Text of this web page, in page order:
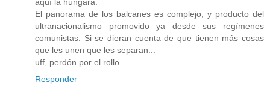
El panorama de los balcanes es complejo, y producto del
ultranacionalismo promovido ya desde sus regímenes
comunistas. Si se dieran cuenta de que tienen más cosas
que les unen que les separan...
uff, perdón por el rollo...
Responder